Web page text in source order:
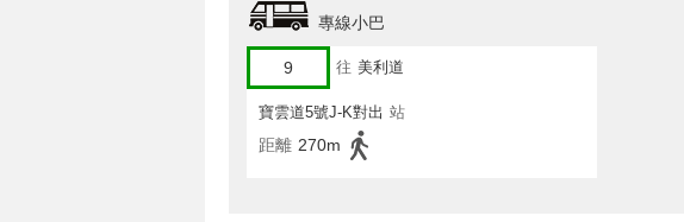
專線小巴
9 往 美利道
寶雲道5號J-K對出 站
距離 270m